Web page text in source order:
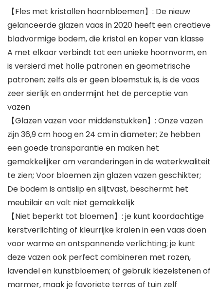
【Fles met kristallen hoornbloemen】: De nieuw
gelanceerde glazen vaas in 2020 heeft een creatieve
bladvormige bodem, die kristal en koper van klasse
A met elkaar verbindt tot een unieke hoornvorm, en
is versierd met holle patronen en geometrische
patronen; zelfs als er geen bloemstuk is, is de vaas
zeer sierlijk en ondermijnt het de perceptie van
vazen
【Glazen vazen ​​voor middenstukken】: Onze vazen ​​
zijn 36,9 cm hoog en 24 cm in diameter; Ze hebben
een goede transparantie en maken het
gemakkelijker om veranderingen in de waterkwaliteit
te zien; Voor bloemen zijn glazen vazen ​​geschikter;
De bodem is antislip en slijtvast, beschermt het
meubilair en valt niet gemakkelijk
【Niet beperkt tot bloemen】: je kunt koordachtige
kerstverlichting of kleurrijke kralen in een vaas doen
voor warme en ontspannende verlichting; je kunt
deze vazen ​​ook perfect combineren met rozen,
lavendel en kunstbloemen; of gebruik kiezelstenen of
marmer, maak je favoriete terras of tuin zelf